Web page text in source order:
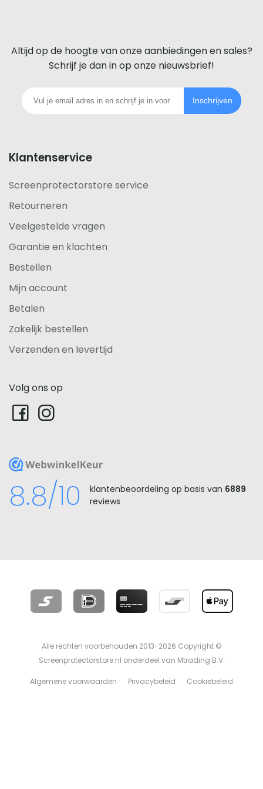
iPhone 14 Pro Max, en deiPhone 14 Plus.
Mocht je vragen hebben over onze beschermglazen
of kun je niet de juiste vinden voor jouw telefoon?
voor
iedere
telefoon
Altijd op de hoogte van onze aanbiedingen en sales?
Schrijf je dan in op onze nieuwsbrief!
Inschrijven
Klantenservice
Screenprotectorstore service
Retourneren
Veelgestelde vragen
Garantie en klachten
Bestellen
Mijn account
Betalen
Zakelijk bestellen
Verzenden en levertijd
Volg ons op
WebwinkelKeur
8.8/10 klantenbeoordeling op basis van 6889
reviews
Alle rechten voorbehouden 2013-2026 Copyright ©
Screenprotectorstore.nl onderdeel van Mtrading B.V.
Algemene voorwaarden Privacybeleid Cookiebeleid